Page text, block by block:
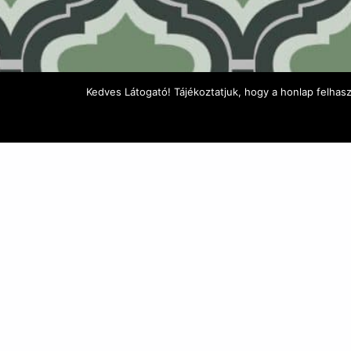
Kedves Látogató! Tájékoztatjuk, hogy a honlap